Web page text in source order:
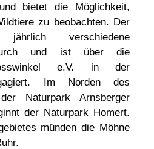
bietet die Möglichkeit,
zu beobachten. Der
verschiedene
durch und ist über die
e.V. in der
Im Norden des
Naturpark Arnsberger
der Naturpark Homert.
münden die Möhne